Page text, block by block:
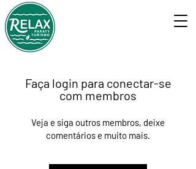
Faça login para conectar-se
com membros
Veja e siga outros membros, deixe
comentários e muito mais.